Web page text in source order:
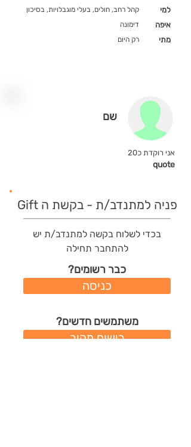
קהל רחב, חולים, בעלי מוגבלויות, בסיכון למי
דימונה איפה
רק היום מתי
שם
אני רוקדת כ20
quote
פניה למתנדב/ת - בקשת ה Gift
בכדי לשלוח בקשה למתנדב/ת יש
להתחבר תחילה
כבר רשומים?
כניסה
משתמשים חדשים?
רישום מהיר